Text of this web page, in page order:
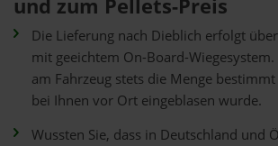
und zum Pellets-Preis
Die Lieferung nach Dieblich erfolgt
mit geeichtem On-Board-Wiegesystem.
am Fahrzeug stets die Menge
bei Ihnen vor Ort eingeblasen wurde.
Wussten Sie, dass in Deutschland und